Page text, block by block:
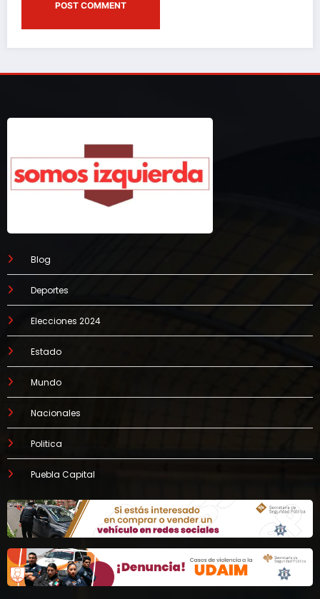
Blog
Deportes
Elecciones 2024
Estado
Mundo
Nacionales
Politica
Puebla Capital